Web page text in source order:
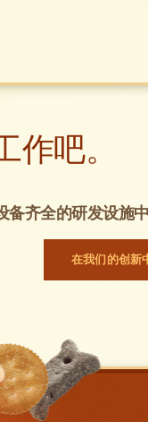
作吧。
备齐全的研发设施
在我们的创新